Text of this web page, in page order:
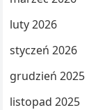
luty 2026
styczeń 2026
grudzień 2025
listopad 2025